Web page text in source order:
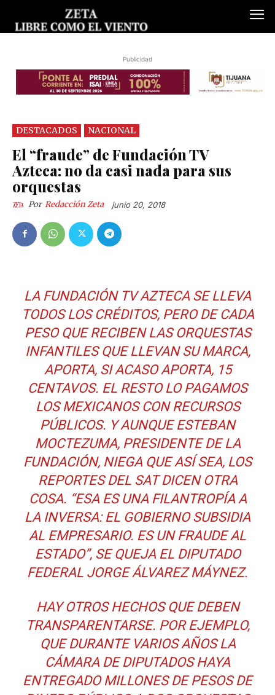
Publicidad
DESTACADOS NACIONAL
El “fraude” de Fundación TV
Azteca: no da casi nada para sus
orquestas
Por Redacción Zeta junio 20, 2018
LA FUNDACIÓN TV AZTECA SE LLEVA
TODOS LOS CRÉDITOS, PERO DE CADA
PESO QUE RECIBEN LAS ORQUESTAS
INFANTILES QUE LLEVAN SU MARCA,
APORTA, SI ACASO APORTA, 15
CENTAVOS. EL RESTO LO PAGAMOS
LOS MEXICANOS CON RECURSOS
PÚBLICOS. Y AUNQUE ESTEBAN
MOCTEZUMA, PRESIDENTE DE LA
FUNDACIÓN, NIEGA QUE ASÍ SEA, LOS
REPORTES DEL SAT DICEN OTRA
COSA. “ESA ES UNA FILANTROPÍA A
LA INVERSA: EL GOBIERNO SUBSIDIA
AL EMPRESARIO. ES UN FRAUDE AL
ESTADO”, SE QUEJA EL DIPUTADO
FEDERAL JORGE ÁLVAREZ MÁYNEZ.
HAY OTROS HECHOS QUE DEBEN
TRANSPARENTARSE. POR EJEMPLO,
QUE DURANTE VARIOS AÑOS LA
CÁMARA DE DIPUTADOS HAYA
ENTREGADO MILLONES DE PESOS DE